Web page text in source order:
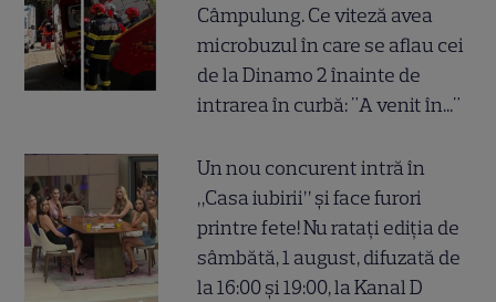
Câmpulung. Ce viteză avea
microbuzul în care se aflau cei
de la Dinamo 2 înainte de
intrarea în curbă: "A venit în..."
Un nou concurent intră în
„Casa iubirii” și face furori
printre fete! Nu ratați ediția de
sâmbătă, 1 august, difuzată de
la 16:00 și 19:00, la Kanal D